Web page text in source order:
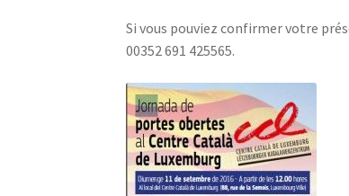
Si vous pouviez confirmer votre
00352 691 425565.